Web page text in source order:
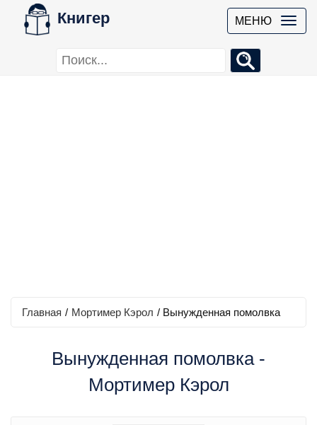
Книгер МЕНЮ
Главная / Мортимер Кэрол / Вынужденная помолвка
Вынужденная помолвка -
Мортимер Кэрол